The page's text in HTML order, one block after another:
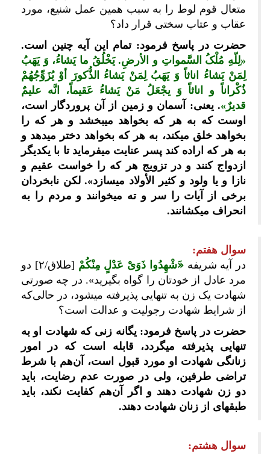
متعال قوم لوط را به سبب همین عمل شنیع، مورد
عقاب و عتاب سختی قرار داد؟
حضرت در پاسخ فرمود: تمام این آیه چنین است.
«لِلّهِ مُلْکُ السَّمواتِ و الأرضِ. یَخْلُقُ ما یَشاءُ، وَ یَهَبُ
لِمَنْ یَشاءُ اناثاً وَ یَهَبُ لِمَنْ یَشاءُ الذُّکورَ أوْ یُزَوِّجُهُمْ
ذُکْراناً و اناثاً وَ یجْعَلُ مَنْ یَشاءُ عَقیماً، انَّه علیمٌ
قدیرٌ». یعنی: آسمان و زمین از آن پروردگار است،
اوست که به هر که بخواهد می‎بخشد و هر که را
بخواهد خلق می‎کند، به هر که بخواهد دختر می‎دهد و
به هر که اراده کند پسر عنایت می‎فرماید تا با یکدیگر
ازدواج کنند و در تزویج هر که را خواست عقیم و
نازا و یا ولود و کثیر الأولاد می‎سازد». لکن نابخردان
برخی از آیات را سر و ته می‎خوانند و مردم را به
انحراف می‎کشانند.
سوال هفتم:
در آیه شریفه«َشْهِدُوا ذَوَیْ عَدْلٍ مِنْکُمْ
[طلاق/۲] دو
مرد عادل از خودتان را گواه بگیرید». در چه صورتی
شهادت یک زن به تنهایی پذیرفته می‎شود، در حالی‌که
از شرایط شهادت رجولیت و عدالت است؟
حضرت در پاسخ فرمود: یگانه زنی که شهادت او به
تنهایی پذیرفته می‎گردد، قابله است که در امور
زنانگی شهادت او مورد قبول است، آن‌هم با شرط
تراضی طرفین، ولی در صورت عدم رضایت، باید
دو زن شهادت دهند و اگر آن‌هم کفایت نکند، باید
طبقه‎ای از زنان شهادت دهند.
سوال هشتم: